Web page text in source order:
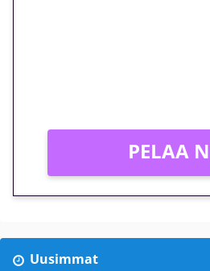
PELAA
Uusimmat